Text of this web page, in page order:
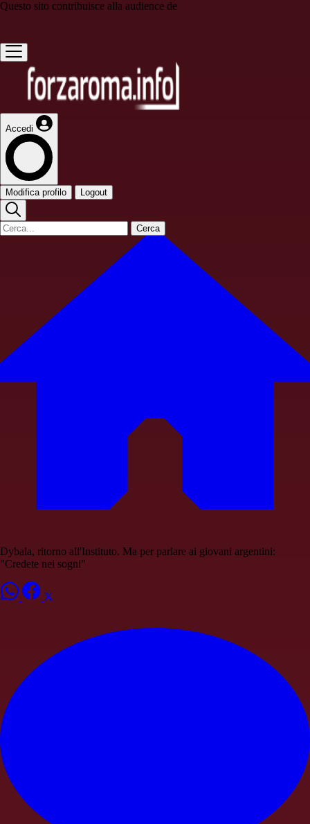
Questo sito contribuisce alla audience de
Accedi
Modifica profilo Logout
Cerca
Dybala, ritorno all'Instituto. Ma per parlare ai giovani argentini:
"Credete nei sogni"